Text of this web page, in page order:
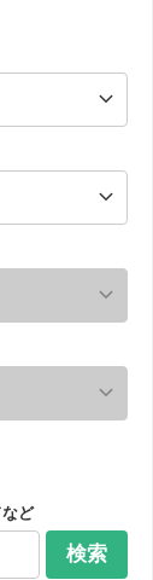
ど
検索